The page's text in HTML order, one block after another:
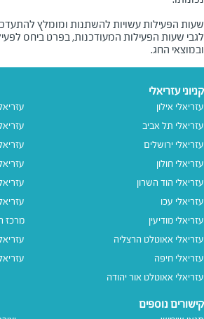
שעות הפעילות עשויות להשתנות ומומלץ
לגבי שעות הפעילות המעודכנות, בפרט ביחס
ובמוצאי החג.
קניוני עזריאלי
עזריאלי אילון
עזריאלי תל אביב
עזריאלי ירושלים
עזריאלי חולון
עזריאלי הוד השרון
עזריאלי עכו
עזריאלי מודיעין
עזריאלי אאוטלט הרצליה
עזריאלי חיפה
עזריאלי אאוטלט אור יהודה
מרכז
קישורים נוספים